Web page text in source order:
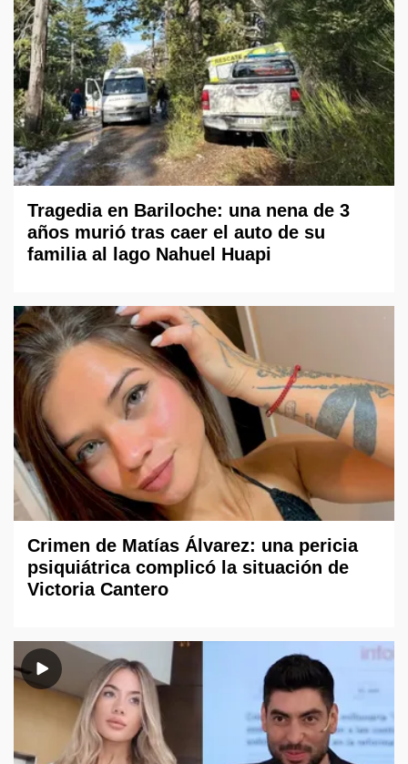
Tragedia en Bariloche: una nena de 3
años murió tras caer el auto de su
familia al lago Nahuel Huapi
Crimen de Matías Álvarez: una pericia
psiquiátrica complicó la situación de
Victoria Cantero